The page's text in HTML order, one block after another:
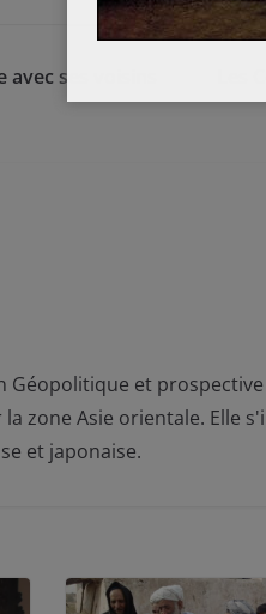
ses voisins
et
zone Asie orientale. Elle
et japonaise.